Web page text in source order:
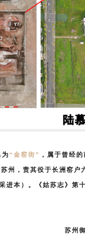
“金窑街” ，属于曾经
州，责其役于长洲窑
进本）。 《姑苏志》第
苏州